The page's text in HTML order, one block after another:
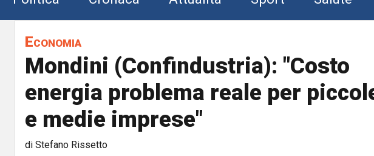
Economia
Mondini (Confindustria): "Costo
energia problema reale per
e medie imprese"
di Stefano Rissetto